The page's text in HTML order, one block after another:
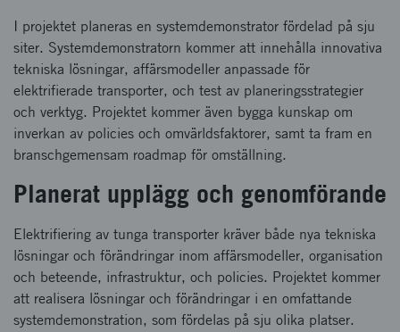
I projektet planeras en systemdemonstrator fördelad på sju
siter. Systemdemonstratorn kommer att innehålla innovativa
tekniska lösningar, affärsmodeller anpassade för
elektrifierade transporter, och test av planeringsstrategier
och verktyg. Projektet kommer även bygga kunskap om
inverkan av policies och omvärldsfaktorer, samt ta fram en
branschgemensam roadmap för omställning.
Planerat upplägg och genomförande
Elektrifiering av tunga transporter kräver både nya tekniska
lösningar och förändringar inom affärsmodeller, organisation
och beteende, infrastruktur, och policies. Projektet kommer
att realisera lösningar och förändringar i en omfattande
systemdemonstration, som fördelas på sju olika platser.